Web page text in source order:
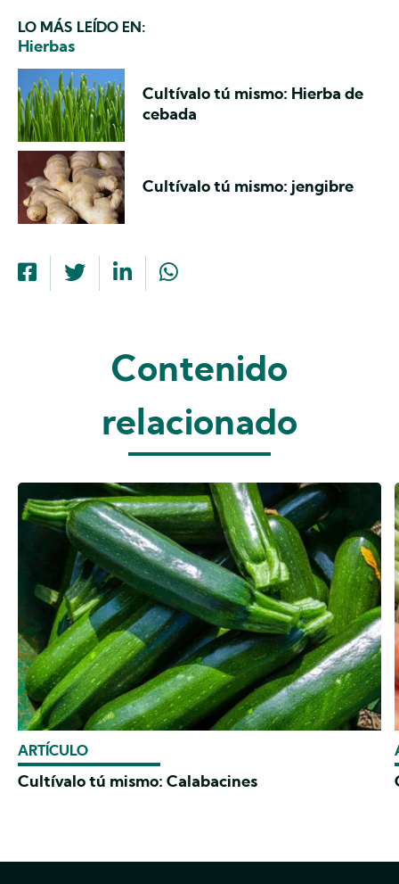
LO MÁS LEÍDO EN:
Hierbas
Cultívalo tú mismo: Hierba de
cebada
Cultívalo tú mismo: jengibre
Contenido
relacionado
ARTÍCULO
Cultívalo tú mismo: Calabacines